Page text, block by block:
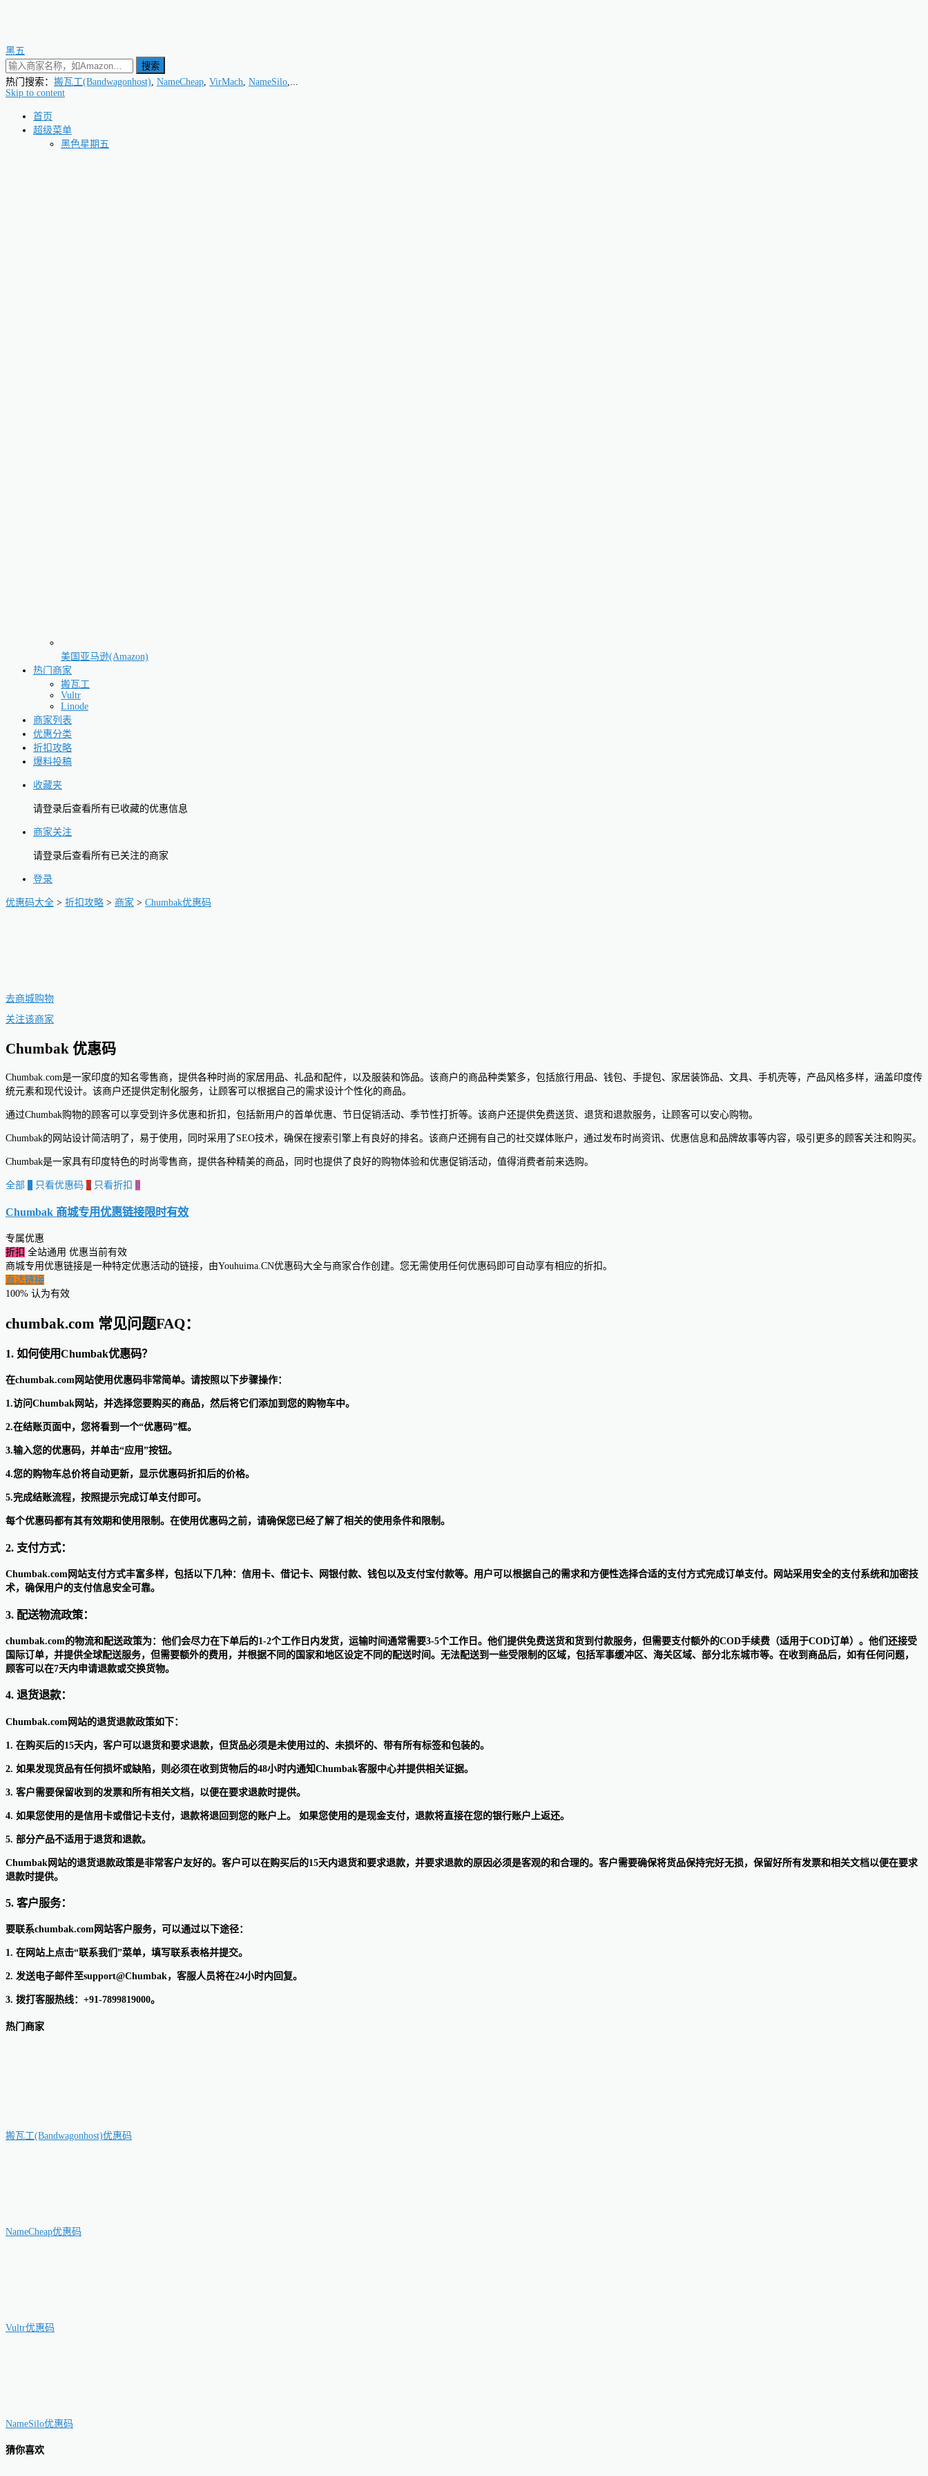
黑五
搜索
热门搜索： 搬瓦工(Bandwagonhost), NameCheap, VirMach, NameSilo,...
Skip to content
首页
超级菜单
黑色星期五
美国亚马逊(Amazon)
热门商家
搬瓦工
Vultr
Linode
商家列表
优惠分类
折扣攻略
爆料投稿
收藏夹
请登录后查看所有已收藏的优惠信息
商家关注
请登录后查看所有已关注的商家
登录
优惠码大全 > 折扣攻略 > 商家 > Chumbak优惠码
去商城购物
关注该商家
Chumbak 优惠码
Chumbak.com是一家印度的知名零售商，提供各种时尚的家居用品、礼品和配件，以及服装和饰品。该商户的商品种类繁多，包括旅行用品、钱包、手提包、家居装饰品、文具、手机壳等，产品风格多样，涵盖印度传
统元素和现代设计。该商户还提供定制化服务，让顾客可以根据自己的需求设计个性化的商品。
通过Chumbak购物的顾客可以享受到许多优惠和折扣，包括新用户的首单优惠、节日促销活动、季节性打折等。该商户还提供免费送货、退货和退款服务，让顾客可以安心购物。
Chumbak的网站设计简洁明了，易于使用，同时采用了SEO技术，确保在搜索引擎上有良好的排名。该商户还拥有自己的社交媒体账户，通过发布时尚资讯、优惠信息和品牌故事等内容，吸引更多的顾客关注和购买。
Chumbak是一家具有印度特色的时尚零售商，提供各种精美的商品，同时也提供了良好的购物体验和优惠促销活动，值得消费者前来选购。
全部 只看优惠码 0 只看折扣 0
Chumbak 商城专用优惠链接限时有效
专属优惠
折扣 全站通用 优惠当前有效
商城专用优惠链接是一种特定优惠活动的链接，由Youhuima.CN优惠码大全与商家合作创建。您无需使用任何优惠码即可自动享有相应的折扣。
直达链接
100% 认为有效
chumbak.com 常见问题FAQ：
1. 如何使用Chumbak优惠码？
在chumbak.com网站使用优惠码非常简单。请按照以下步骤操作：
1.访问Chumbak网站，并选择您要购买的商品，然后将它们添加到您的购物车中。
2.在结账页面中，您将看到一个“优惠码”框。
3.输入您的优惠码，并单击“应用”按钮。
4.您的购物车总价将自动更新，显示优惠码折扣后的价格。
5.完成结账流程，按照提示完成订单支付即可。
每个优惠码都有其有效期和使用限制。在使用优惠码之前，请确保您已经了解了相关的使用条件和限制。
2. 支付方式：
Chumbak.com网站支付方式丰富多样，包括以下几种：信用卡、借记卡、网银付款、钱包以及支付宝付款等。用户可以根据自己的需求和方便性选择合适的支付方式完成订单支付。网站采用安全的支付系统和加密技
术，确保用户的支付信息安全可靠。
3. 配送物流政策：
chumbak.com的物流和配送政策为：他们会尽力在下单后的1-2个工作日内发货，运输时间通常需要3-5个工作日。他们提供免费送货和货到付款服务，但需要支付额外的COD手续费（适用于COD订单）。他们还接受
国际订单，并提供全球配送服务，但需要额外的费用，并根据不同的国家和地区设定不同的配送时间。无法配送到一些受限制的区域，包括军事缓冲区、海关区域、部分北东城市等。在收到商品后，如有任何问题，
顾客可以在7天内申请退款或交换货物。
4. 退货退款：
Chumbak.com网站的退货退款政策如下：
1. 在购买后的15天内，客户可以退货和要求退款，但货品必须是未使用过的、未损坏的、带有所有标签和包装的。
2. 如果发现货品有任何损坏或缺陷，则必须在收到货物后的48小时内通知Chumbak客服中心并提供相关证据。
3. 客户需要保留收到的发票和所有相关文档，以便在要求退款时提供。
4. 如果您使用的是信用卡或借记卡支付，退款将退回到您的账户上。 如果您使用的是现金支付，退款将直接在您的银行账户上返还。
5. 部分产品不适用于退货和退款。
Chumbak网站的退货退款政策是非常客户友好的。客户可以在购买后的15天内退货和要求退款，并要求退款的原因必须是客观的和合理的。客户需要确保将货品保持完好无损，保留好所有发票和相关文档以便在要求
退款时提供。
5. 客户服务：
要联系chumbak.com网站客户服务，可以通过以下途径：
1. 在网站上点击“联系我们”菜单，填写联系表格并提交。
2. 发送电子邮件至support@Chumbak，客服人员将在24小时内回复。
3. 拨打客服热线：+91-7899819000。
热门商家
搬瓦工(Bandwagonhost)优惠码
NameCheap优惠码
Vultr优惠码
NameSilo优惠码
猜你喜欢